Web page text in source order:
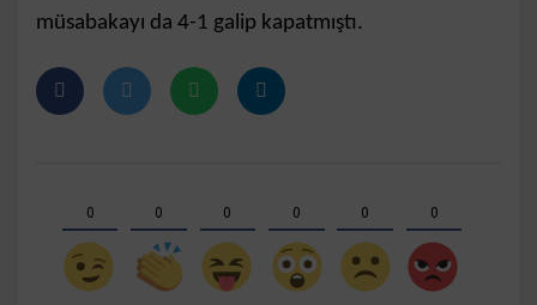
müsabakayı da 4-1 galip kapatmıştı.
0 0 0 0 0 0